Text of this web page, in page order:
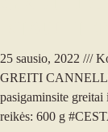
25 sausio, 2022
GREITI
pasigaminsite
reikės: 600 g